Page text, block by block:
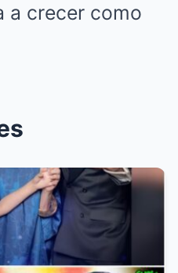
a crecer como